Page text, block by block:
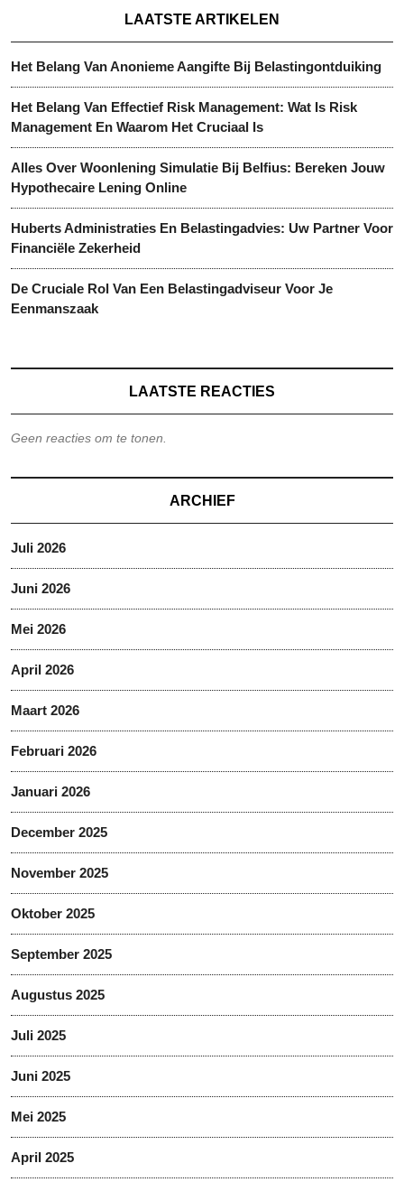
LAATSTE ARTIKELEN
Het Belang Van Anonieme Aangifte Bij Belastingontduiking
Het Belang Van Effectief Risk Management: Wat Is Risk
Management En Waarom Het Cruciaal Is
Alles Over Woonlening Simulatie Bij Belfius: Bereken Jouw
Hypothecaire Lening Online
Huberts Administraties En Belastingadvies: Uw Partner Voor
Financiële Zekerheid
De Cruciale Rol Van Een Belastingadviseur Voor Je
Eenmanszaak
LAATSTE REACTIES
Geen reacties om te tonen.
ARCHIEF
Juli 2026
Juni 2026
Mei 2026
April 2026
Maart 2026
Februari 2026
Januari 2026
December 2025
November 2025
Oktober 2025
September 2025
Augustus 2025
Juli 2025
Juni 2025
Mei 2025
April 2025